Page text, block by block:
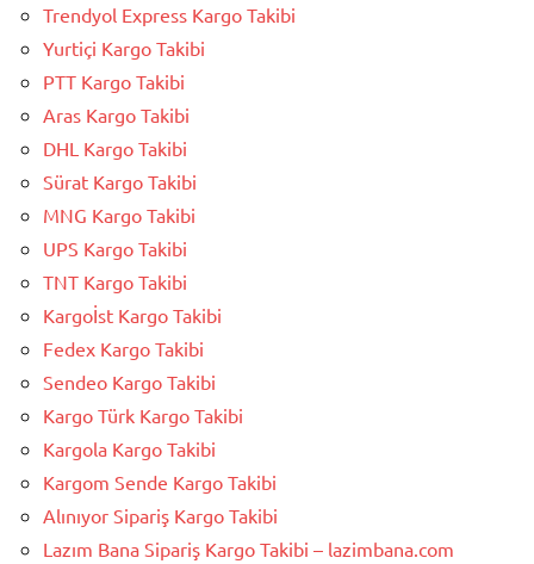
Trendyol Express Kargo Takibi
Yurtiçi Kargo Takibi
PTT Kargo Takibi
Aras Kargo Takibi
DHL Kargo Takibi
Sürat Kargo Takibi
MNG Kargo Takibi
UPS Kargo Takibi
TNT Kargo Takibi
Kargoİst Kargo Takibi
Fedex Kargo Takibi
Sendeo Kargo Takibi
Kargo Türk Kargo Takibi
Kargola Kargo Takibi
Kargom Sende Kargo Takibi
Alınıyor Sipariş Kargo Takibi
Lazım Bana Sipariş Kargo Takibi – lazimbana.com